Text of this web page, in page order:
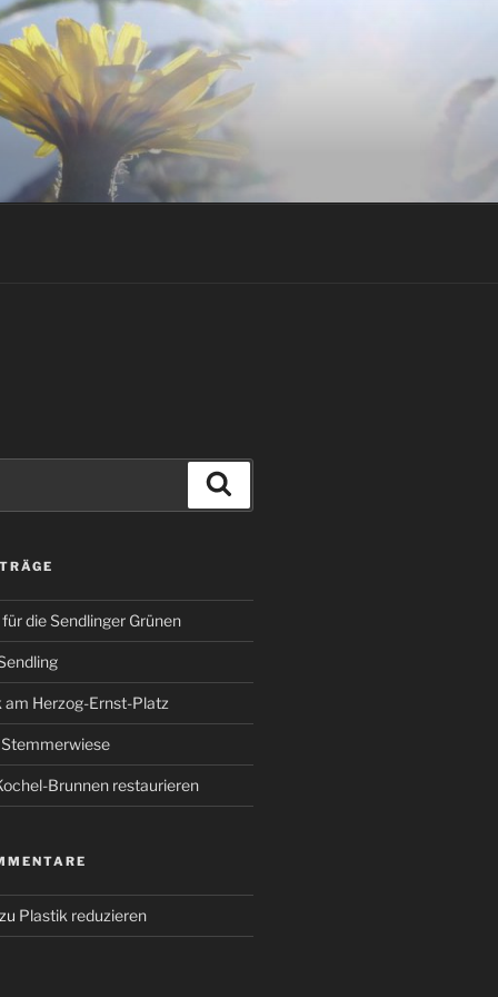
die Sendlinger Grünen
Herzog-Ernst-Platz
Brunnen restaurieren
Plastik reduzieren